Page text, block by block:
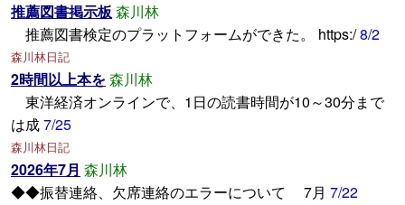
推薦図書掲示板森川林
推薦図書検定のプラットフォームができた。 https:/8/2
森川林日記
2時間以上本を森川林
東洋経済オンラインで、1日の読書時間が10～30分まで
は成7/25
森川林日記
2026年7月 森川林
◆◆振替連絡、欠席連絡のエラーについて 7月 7/22